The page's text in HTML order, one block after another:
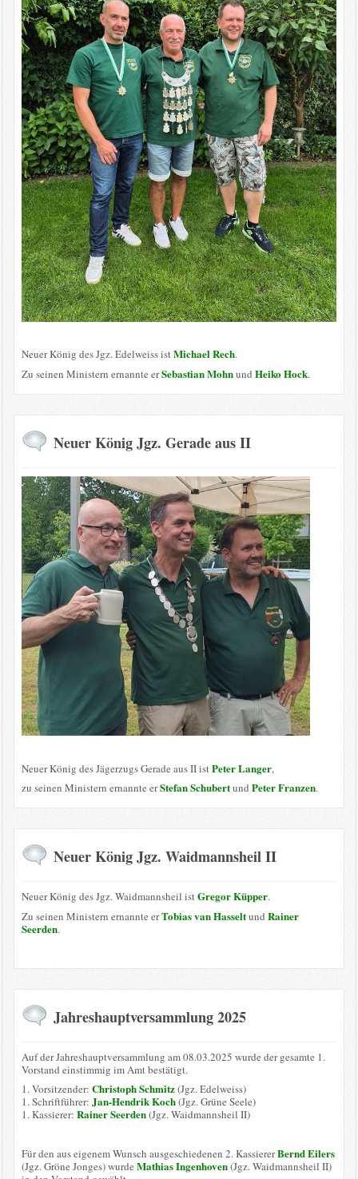
Neuer König des Jgz. Edelweiss istMichael Rech.
Zu seinen Ministern ernannte erSebastian Mohnund Heiko Hock.
Neuer König Jgz. Gerade aus II
Neuer König des Jägerzugs Gerade aus II istPeter Langer,
zu seinen Ministern ernannte erStefan Schubertund Peter Franzen.
Neuer König Jgz. Waidmannsheil II
Neuer König des Jgz. Waidmannsheil istGregor Küpper.
Zu seinen Ministern ernannte erTobias van Hasseltund Rainer
Seerden.
Jahreshauptversammlung 2025
Auf der Jahreshauptversammlung am 08.03.2025 wurde der gesamte 1.
Vorstand einstimmig im Amt bestätigt.
1. Vorsitzender: Christoph Schmitz(Jgz. Edelweiss)
1. Schriftführer: Jan-Hendrik Koch(Jgz. Grüne Seele)
1. Kassierer: Rainer Seerden(Jgz. Waidmannsheil II)
Für den aus eigenem Wunsch ausgeschiedenen 2. KassiererBernd Eilers
(Jgz. Gröne Jonges) wurde Mathias Ingenhoven(Jgz. Waidmannsheil II)